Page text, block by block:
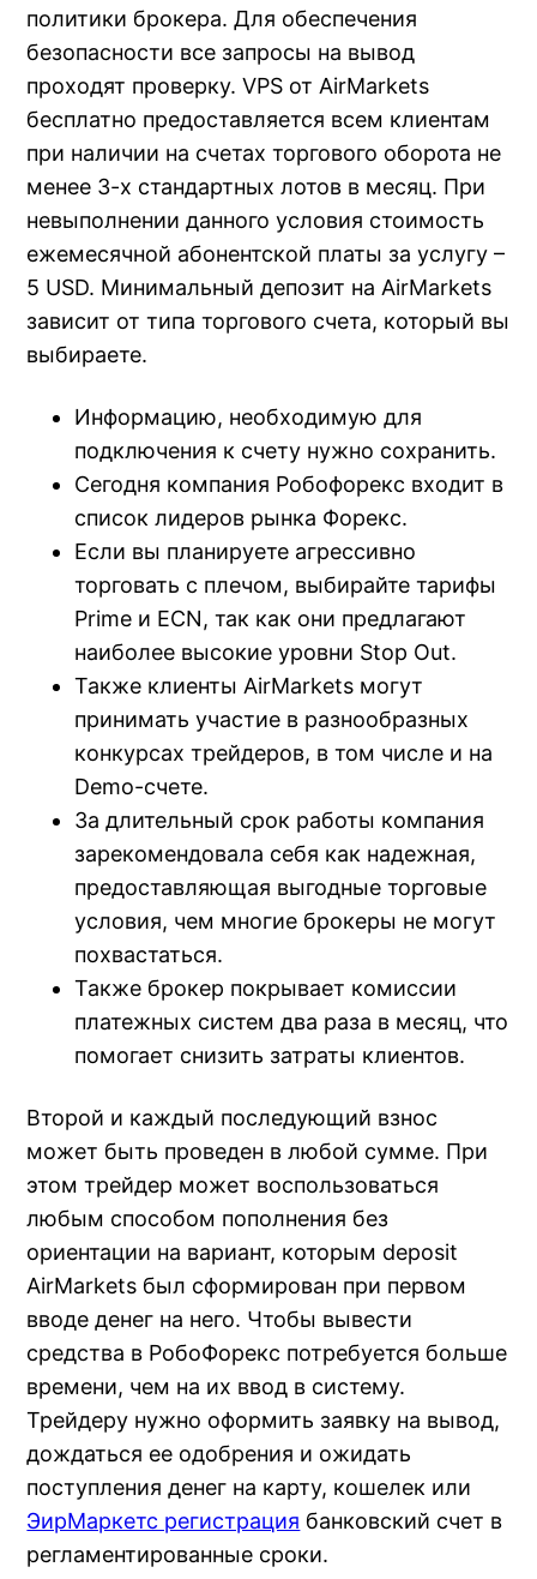
политики брокера. Для обеспечения
безопасности все запросы на вывод
проходят проверку. VPS от AirMarkets
бесплатно предоставляется всем клиентам
при наличии на счетах торгового оборота не
менее 3-х стандартных лотов в месяц. При
невыполнении данного условия стоимость
ежемесячной абонентской платы за услугу –
5 USD. Минимальный депозит на AirMarkets
зависит от типа торгового счета, который вы
выбираете.
Информацию, необходимую для
подключения к счету нужно сохранить.
Сегодня компания Робофорекс входит в
список лидеров рынка Форекс.
Если вы планируете агрессивно
торговать с плечом, выбирайте тарифы
Prime и ECN, так как они предлагают
наиболее высокие уровни Stop Out.
Также клиенты AirMarkets могут
принимать участие в разнообразных
конкурсах трейдеров, в том числе и на
Demo-счете.
За длительный срок работы компания
зарекомендовала себя как надежная,
предоставляющая выгодные торговые
условия, чем многие брокеры не могут
похвастаться.
Также брокер покрывает комиссии
платежных систем два раза в месяц, что
помогает снизить затраты клиентов.
Второй и каждый последующий взнос
может быть проведен в любой сумме. При
этом трейдер может воспользоваться
любым способом пополнения без
ориентации на вариант, которым deposit
AirMarkets был сформирован при первом
вводе денег на него. Чтобы вывести
средства в РобоФорекс потребуется больше
времени, чем на их ввод в систему.
Трейдеру нужно оформить заявку на вывод,
дождаться ее одобрения и ожидать
поступления денег на карту, кошелек или
ЭирМаркетс регистрация банковский счет в
регламентированные сроки.